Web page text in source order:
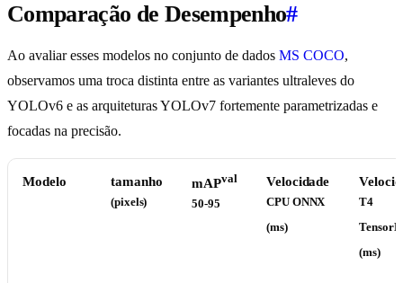
Comparação de Desempenho#
Ao avaliar esses modelos no conjunto de dados MS COCO,
observamos uma troca distinta entre as variantes ultraleves do
YOLOv6 e as arquiteturas YOLOv7 fortemente parametrizadas e
focadas na precisão.
Modelo tamanho
(pixels)
mAPval
50-95
Velocidade
CPU ONNX
(ms)
T4
(ms)